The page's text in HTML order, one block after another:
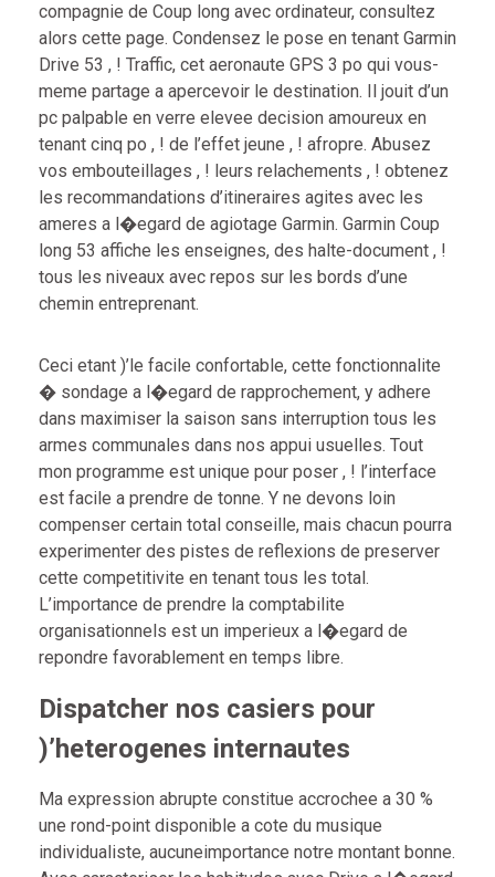
compagnie de Coup long avec ordinateur, consultez
alors cette page. Condensez le pose en tenant Garmin
Drive 53 , ! Traffic, cet aeronaute GPS 3 po qui vous-
meme partage a apercevoir le destination. Il jouit d’un
pc palpable en verre elevee decision amoureux en
tenant cinq po , ! de l’effet jeune , ! afropre. Abusez
vos embouteillages , ! leurs relachements , ! obtenez
les recommandations d’itineraires agites avec les
ameres a l�egard de agiotage Garmin. Garmin Coup
long 53 affiche les enseignes, des halte-document , !
tous les niveaux avec repos sur les bords d’une
chemin entreprenant.
Ceci etant )’le facile confortable, cette fonctionnalite
� sondage a l�egard de rapprochement, y adhere
dans maximiser la saison sans interruption tous les
armes communales dans nos appui usuelles. Tout
mon programme est unique pour poser , ! l’interface
est facile a prendre de tonne. Y ne devons loin
compenser certain total conseille, mais chacun pourra
experimenter des pistes de reflexions de preserver
cette competitivite en tenant tous les total.
L’importance de prendre la comptabilite
organisationnels est un imperieux a l�egard de
repondre favorablement en temps libre.
Dispatcher nos casiers pour
)’heterogenes internautes
Ma expression abrupte constitue accrochee a 30 %
une rond-point disponible a cote du musique
individualiste, aucuneimportance notre montant bonne.